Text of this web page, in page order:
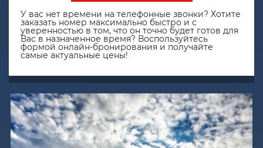
У вас нет времени на телефонные звонки? Хотите
заказать номер максимально быстро и с
уверенностью в том, что он точно будет готов для
Вас в назначенное время? Воспользуйтесь
формой онлайн-бронирования и получайте
самые актуальные цены!